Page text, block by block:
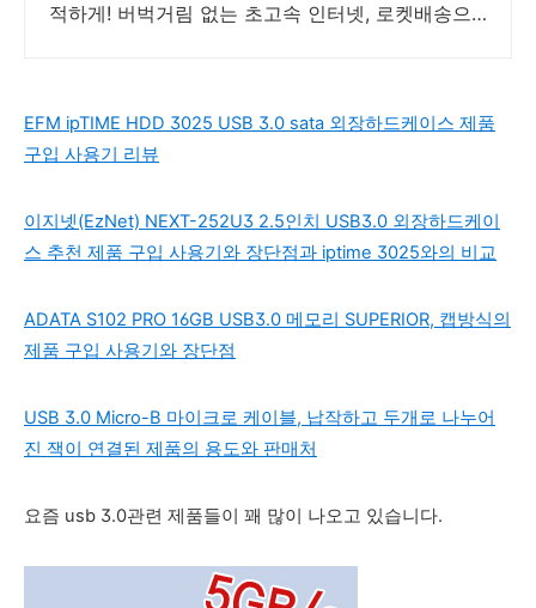
적하게! 버벅거림 없는 초고속 인터넷, 로켓배송으
EFM ipTIME HDD 3025 USB 3.0 sata 외장하드케이스 제품
구입 사용기 리뷰
이지넷(EzNet) NEXT-252U3 2.5인치 USB3.0 외장하드케이
스 추천 제품 구입 사용기와 장단점과 iptime 3025와의 비교
ADATA S102 PRO 16GB USB3.0 메모리 SUPERIOR, 캡방식의
제품 구입 사용기와 장단점
USB 3.0 Micro-B 마이크로 케이블, 납작하고 두개로 나누어
진 잭이 연결된 제품의 용도와 판매처
요즘 usb 3.0관련 제품들이 꽤 많이 나오고 있습니다.